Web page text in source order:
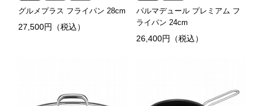
グルメプラス フライパン 28cm
27,500円（税込）
パルマデュール プレミアム フ
ライパン 24cm
26,400円（税込）